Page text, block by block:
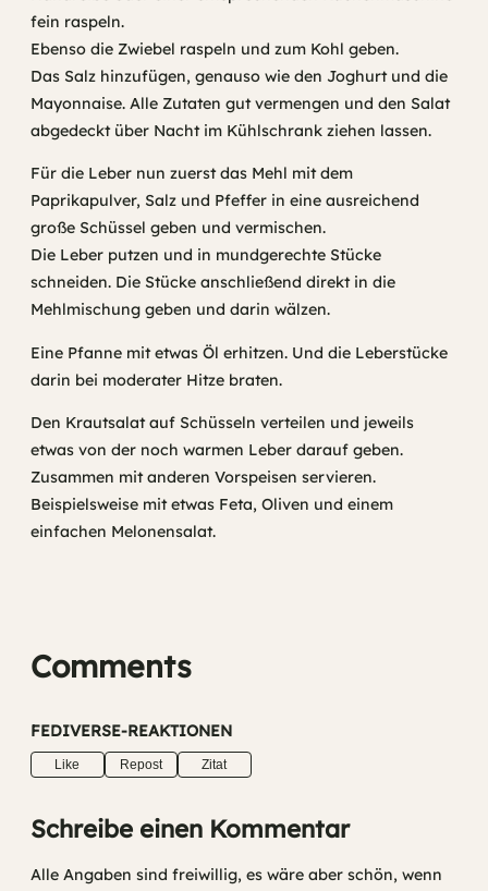
fein raspeln.
Ebenso die Zwiebel raspeln und zum Kohl geben.
Das Salz hinzufügen, genauso wie den Joghurt und die
Mayonnaise. Alle Zutaten gut vermengen und den Salat
abgedeckt über Nacht im Kühlschrank ziehen lassen.
Für die Leber nun zuerst das Mehl mit dem
Paprikapulver, Salz und Pfeffer in eine ausreichend
große Schüssel geben und vermischen.
Die Leber putzen und in mundgerechte Stücke
schneiden. Die Stücke anschließend direkt in die
Mehlmischung geben und darin wälzen.
Eine Pfanne mit etwas Öl erhitzen. Und die Leberstücke
darin bei moderater Hitze braten.
Den Krautsalat auf Schüsseln verteilen und jeweils
etwas von der noch warmen Leber darauf geben.
Zusammen mit anderen Vorspeisen servieren.
Beispielsweise mit etwas Feta, Oliven und einem
einfachen Melonensalat.
Comments
FEDIVERSE-REAKTIONEN
Like Repost Zitat
Schreibe einen Kommentar
Alle Angaben sind freiwillig, es wäre aber schön, wenn